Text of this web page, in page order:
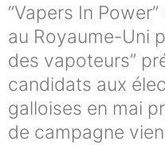
“Vapers In
au Royaume-Uni
des vapoteurs”
candidats aux
galloises en mai
de campagne